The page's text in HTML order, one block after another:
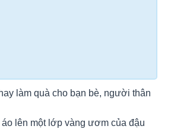
làm quà cho bạn bè, người thân
lên một lớp vàng ươm của đậu